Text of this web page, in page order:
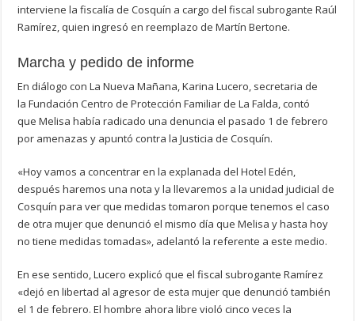
interviene la fiscalía de Cosquín a cargo del fiscal subrogante Raúl
Ramírez, quien ingresó en reemplazo de Martín Bertone.
Marcha y pedido de informe
En diálogo con La Nueva Mañana, Karina Lucero, secretaria de
la Fundación Centro de Protección Familiar de La Falda, contó
que Melisa había radicado una denuncia el pasado 1 de febrero
por amenazas y apuntó contra la Justicia de Cosquín.
«Hoy vamos a concentrar en la explanada del Hotel Edén,
después haremos una nota y la llevaremos a la unidad judicial de
Cosquín para ver que medidas tomaron porque tenemos el caso
de otra mujer que denunció el mismo día que Melisa y hasta hoy
no tiene medidas tomadas», adelantó la referente a este medio.
En ese sentido, Lucero explicó que el fiscal subrogante Ramírez
«dejó en libertad al agresor de esta mujer que denunció también
el 1 de febrero. El hombre ahora libre violó cinco veces la